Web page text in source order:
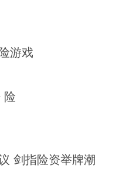
游戏
险
剑指险资举牌潮